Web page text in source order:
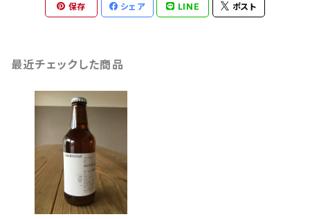
保存 シェア LINE ポスト
最近チェックした商品